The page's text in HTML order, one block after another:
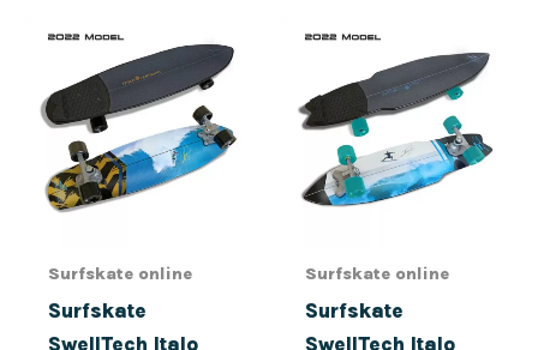
Surfskate online
Surfskate
SwellTech Italo
Surfskate online
Surfskate
SwellTech Italo